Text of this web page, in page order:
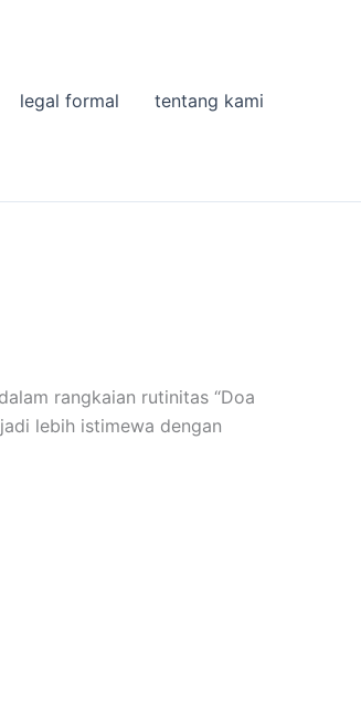
legal formal tentang kami
dalam rangkaian rutinitas “Doa
lebih istimewa dengan